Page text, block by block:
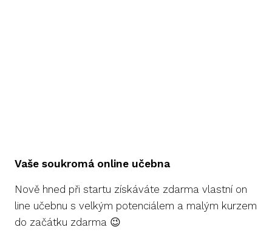
Vaše soukromá online učebna
Nově hned při startu získáváte zdarma vlastní on
line učebnu s velkým potenciálem a malým kurzem
do začátku zdarma 😉